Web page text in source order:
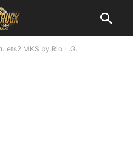
ets2 MKS by Rio L.G.